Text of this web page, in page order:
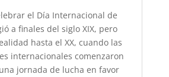
el Día Internacional de
a finales del siglo XIX, pero
hasta el XX, cuando las
internacionales comenzaron
jornada de lucha en favor